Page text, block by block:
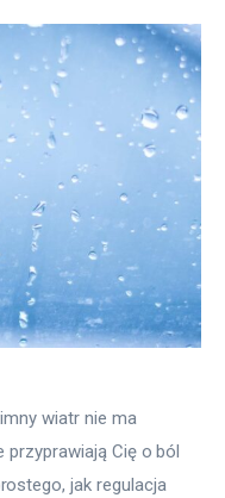
wiatr nie ma
Cię o ból
jak regulacja